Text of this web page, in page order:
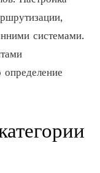
системами.
определение